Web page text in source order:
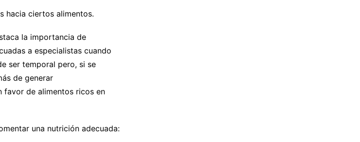
hacia ciertos alimentos.
la importancia de
a especialistas cuando
ser temporal pero, si se
de generar
favor de alimentos ricos en
una nutrición adecuada: